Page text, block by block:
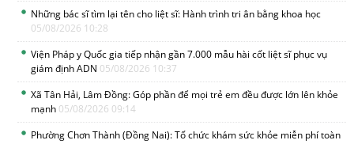
Những bác sĩ tìm lại tên cho liệt sĩ: Hành trình tri ân bằng khoa học
05/08/2026 10:28
Viện Pháp y Quốc gia tiếp nhận gần 7.000 mẫu hài cốt liệt sĩ phục vụ
giám định ADN 05/08/2026 10:37
Xã Tân Hải, Lâm Đồng: Góp phần để mọi trẻ em đều được lớn lên khỏe
mạnh 05/08/2026 09:14
Phường Chơn Thành (Đồng Nai): Tổ chức khám sức khỏe miễn phí toàn